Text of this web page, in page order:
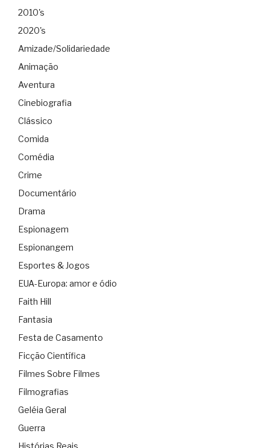
2010's
2020's
Amizade/Solidariedade
Animação
Aventura
Cinebiografia
Clássico
Comida
Comédia
Crime
Documentário
Drama
Espionagem
Espionangem
Esportes & Jogos
EUA-Europa: amor e ódio
Faith Hill
Fantasia
Festa de Casamento
Ficção Científica
Filmes Sobre Filmes
Filmografias
Geléia Geral
Guerra
Histórias Reais